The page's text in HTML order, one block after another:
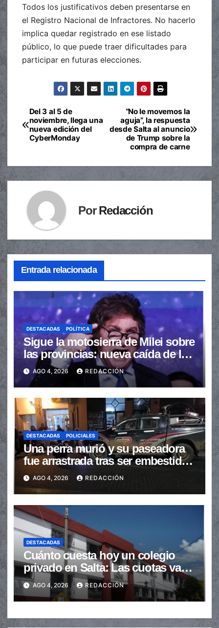
Todos los justificativos deben presentarse en
el Registro Nacional de Infractores. No hacerlo
implica quedar registrado en ese listado
público, lo que puede traer dificultades para
participar en futuras elecciones.
Navegación
de
“No le movemos la
aguja”, la respuesta
desde Salta al anuncio
de Trump sobre la
compra de carne
Del 3 al 5 de
noviembre, llega una
nueva edición del
CyberMonday
PorRedacción
Entrada relacionada
DESTACADAS POLÍTICA
Sigue la motosierra de Milei sobre
las provincias: nueva caída de las
transferencias no automáticas
AGO 4, 2026 REDACCIÓN
DESTACADAS POLICIALES
Una perra murió y su paseadora
fue arrastrada tras ser embestidas
en la senda peatonal
AGO 4, 2026 REDACCIÓN
DESTACADAS
Cuánto cuesta hoy un colegio
privado en Salta: Las cuotas van
de $110.000 a más de $600.000
AGO 4, 2026 REDACCIÓN